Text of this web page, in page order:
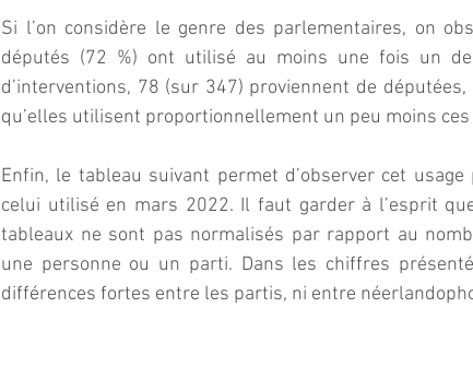
Si l’on considère le genre des parlementaires, on
députés (72 %) ont utilisé au moins une fois un
d’interventions, 78 (sur 347) proviennent de
qu’elles utilisent proportionnellement un peu moins
Enfin, le tableau suivant permet d’observer cet
celui utilisé en mars 2022. Il faut garder à l’esprit
tableaux ne sont pas normalisés par rapport au
une personne ou un parti. Dans les chiffres
différences fortes entre les partis, ni entre